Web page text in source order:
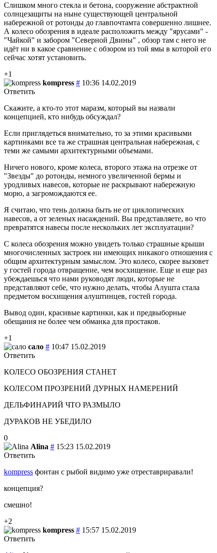
Слишком много стекла и бетона, сооружение абстрактной
солнцезащиты на ныне существующей центральной
набережной от ротонды до главпочтамта совершенно лишнее.
А колесо обозрения в идеале расположить между "ярусами" -
"Чайкой" и забором "Северной Двины" , обзор там с него не
идёт ни в какое сравнение с обзором из той ямы в которой его
сейчас хотят установить.
+1
kompress # 10:36 14.02.2019
Ответить
Скажите, а кто-то этот маразм, который вы назвали
концепцией, кто нибудь обсуждал?
Если приглядеться внимательно, то за этими красивыми
картинками все та же страшная центральная набережная, с
теми же самыми архитектурными объемами.
Ничего нового, кроме колеса, второго этажа на отрезке от
"Звезды" до ротонды, немного увеличенной бермы и
уродливых навесов, которые не раскрывают набережную
морю, а загромождаются ее.
Я считаю, что тень должна быть не от циклопических
навесов, а от зеленых насаждений. Вы представляете, во что
превратятся навесы после нескольких лет эксплуатации?
С колеса обозрения можно увидеть только страшные крыши
многочисленных застроек ни имеющих никакого отношения с
общим архитектурным замыслом. Это колесо, скорее вызовет
у гостей города отвращение, чем восхищение. Еще и еще раз
убеждаешься что нами руководят люди, которые не
представляют себе, что нужно делать, чтобы Алушта стала
предметом восхищения алуштинцев, гостей города.
Вывод один, красивые картинки, как и предвыборные
обещания не более чем обманка для простаков.
+1
сало # 10:47 15.02.2019
Ответить
КОЛЕСО ОБОЗРЕНИЯ СТАНЕТ
КОЛЕСОМ ПРОЗРЕНИЙ ДУРНЫХ НАМЕРЕНИЙ
ДЕЛЬФИНАРИЙ ЧТО РАЗМЫЛО
ДУРАКОВ НЕ УБЕДИЛО
0
Alina # 15:23 15.02.2019
Ответить
kompress фонтан с рыбой видимо уже отреставриравали!
концепция?
смешно!
+2
kompress # 15:57 15.02.2019
Ответить